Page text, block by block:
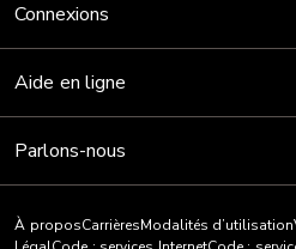
Connexions
Aide en ligne
Parlons-nous
À proposCarrièresModalités d’utilisation